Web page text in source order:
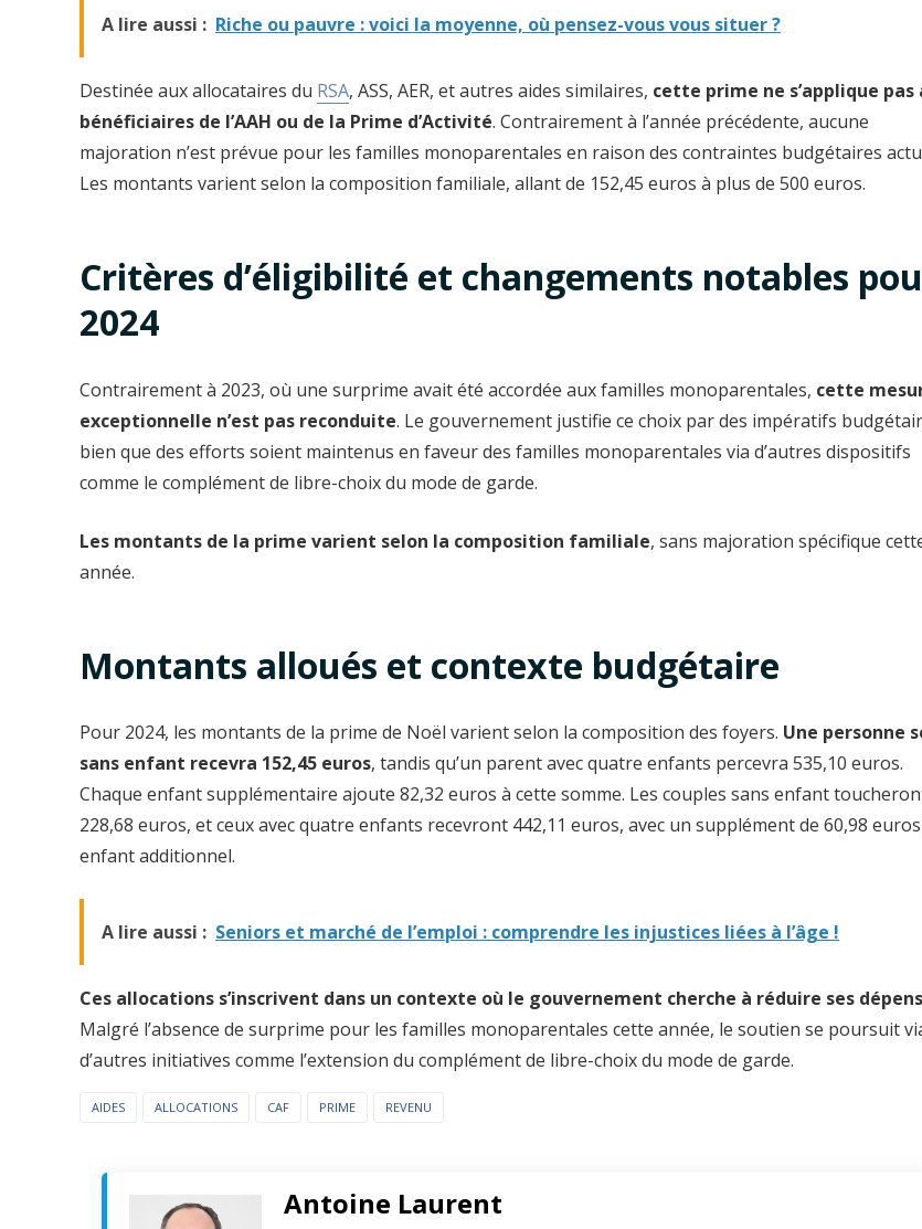
A lire aussi : Riche ou pauvre : voici la moyenne, où pensez-vous vous situer ?
Destinée aux allocataires du RSA, ASS, AER, et autres aides similaires, cette prime ne s’applique pas
bénéficiaires de l’AAH ou de la Prime d’Activité. Contrairement à l’année précédente, aucune
majoration n’est prévue pour les familles monoparentales en raison des contraintes budgétaires
Les montants varient selon la composition familiale, allant de 152,45 euros à plus de 500 euros.
Critères d’éligibilité et changements notables
2024
Contrairement à 2023, où une surprime avait été accordée aux familles monoparentales, cette
exceptionnelle n’est pas reconduite. Le gouvernement justifie ce choix par des impératifs
bien que des efforts soient maintenus en faveur des familles monoparentales via d’autres dispositifs
comme le complément de libre-choix du mode de garde.
Les montants de la prime varient selon la composition familiale, sans majoration spécifique
année.
Montants alloués et contexte budgétaire
Pour 2024, les montants de la prime de Noël varient selon la composition des foyers. Une personne
sans enfant recevra 152,45 euros, tandis qu’un parent avec quatre enfants percevra 535,10 euros.
Chaque enfant supplémentaire ajoute 82,32 euros à cette somme. Les couples sans enfant
228,68 euros, et ceux avec quatre enfants recevront 442,11 euros, avec un supplément de 60,98
enfant additionnel.
A lire aussi : Seniors et marché de l’emploi : comprendre les injustices liées à l’âge !
Ces allocations s’inscrivent dans un contexte où le gouvernement cherche à réduire ses
Malgré l’absence de surprime pour les familles monoparentales cette année, le soutien se poursuit
d’autres initiatives comme l’extension du complément de libre-choix du mode de garde.
AIDES ALLOCATIONS CAF PRIME REVENU
Antoine Laurent